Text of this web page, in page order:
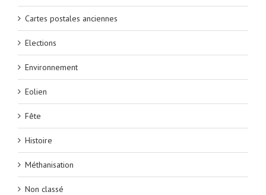
Cartes postales anciennes
Elections
Environnement
Eolien
Fête
Histoire
Méthanisation
Non classé